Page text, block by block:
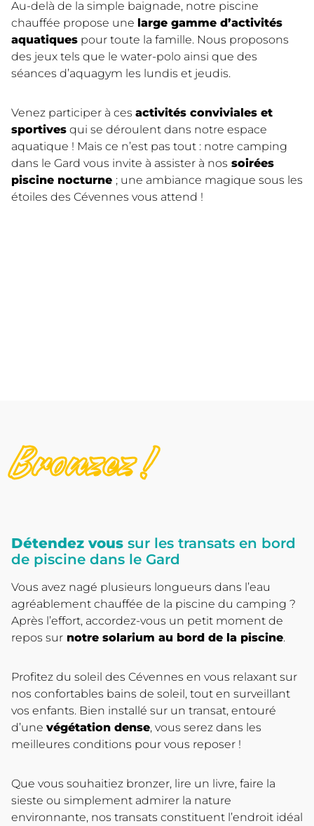
Au-delà de la simple baignade, notre piscine
chauffée propose une large gamme d’activités
aquatiques pour toute la famille. Nous proposons
des jeux tels que le water-polo ainsi que des
séances d’aquagym les lundis et jeudis.
Venez participer à ces activités conviviales et
sportives qui se déroulent dans notre espace
aquatique ! Mais ce n’est pas tout : notre camping
dans le Gard vous invite à assister à nos soirées
piscine nocturne ; une ambiance magique sous les
étoiles des Cévennes vous attend !
Bronzez !
Détendez vous sur les transats en bord
de piscine dans le Gard
Vous avez nagé plusieurs longueurs dans l’eau
agréablement chauffée de la piscine du camping ?
Après l’effort, accordez-vous un petit moment de
repos sur notre solarium au bord de la piscine.
Profitez du soleil des Cévennes en vous relaxant sur
nos confortables bains de soleil, tout en surveillant
vos enfants. Bien installé sur un transat, entouré
d’une végétation dense, vous serez dans les
meilleures conditions pour vous reposer !
Que vous souhaitiez bronzer, lire un livre, faire la
sieste ou simplement admirer la nature
environnante, nos transats constituent l’endroit idéal